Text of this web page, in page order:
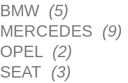
BMW (5)
MERCEDES (9)
OPEL (2)
SEAT (3)